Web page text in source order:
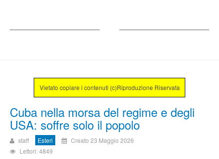
Vietato copiare i contenuti (c)Riproduzione Riservata
Cuba nella morsa del regime e degli
USA: soffre solo il popolo
staff Esteri
Creato 23 Maggio 2026
Lettori: 4849